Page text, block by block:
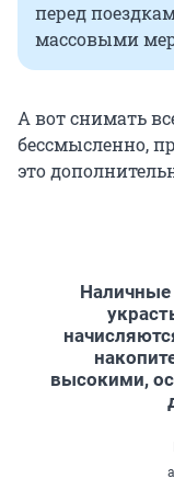
перед
массовыми
А вот снимать
бессмысленно,
это
Наличные
высокими,